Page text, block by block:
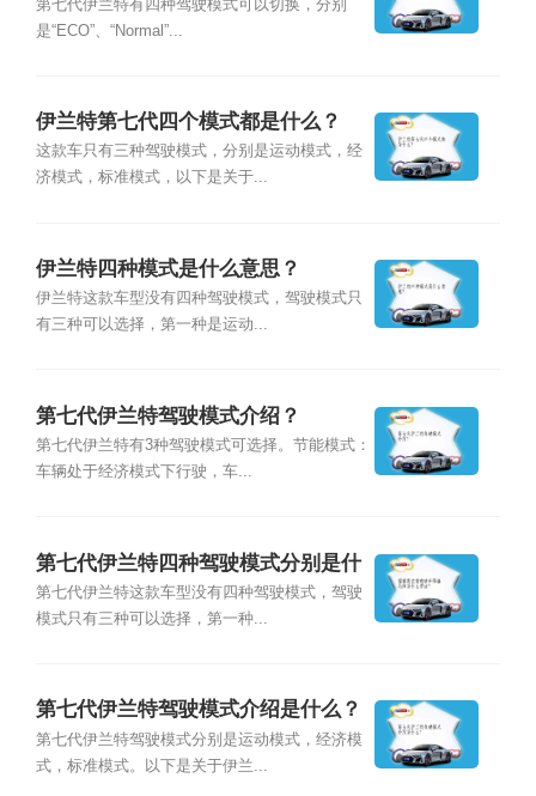
第七代伊兰特有四种驾驶模式可以切换，分别
是“ECO”、“Normal”...
伊兰特第七代四个模式都是什么？
这款车只有三种驾驶模式，分别是运动模式，经
济模式，标准模式，以下是关于...
伊兰特四种模式是什么意思？
伊兰特这款车型没有四种驾驶模式，驾驶模式只
有三种可以选择，第一种是运动...
第七代伊兰特驾驶模式介绍？
第七代伊兰特有3种驾驶模式可选择。节能模式：
车辆处于经济模式下行驶，车...
第七代伊兰特四种驾驶模式分别是什
么？
第七代伊兰特这款车型没有四种驾驶模式，驾驶
模式只有三种可以选择，第一种...
第七代伊兰特驾驶模式介绍是什么？
第七代伊兰特驾驶模式分别是运动模式，经济模
式，标准模式。以下是关于伊兰...